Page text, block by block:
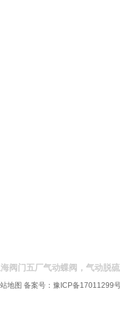
阀门五厂气动蝶阀，气动脱
地图 备案号： 豫ICP备17011299